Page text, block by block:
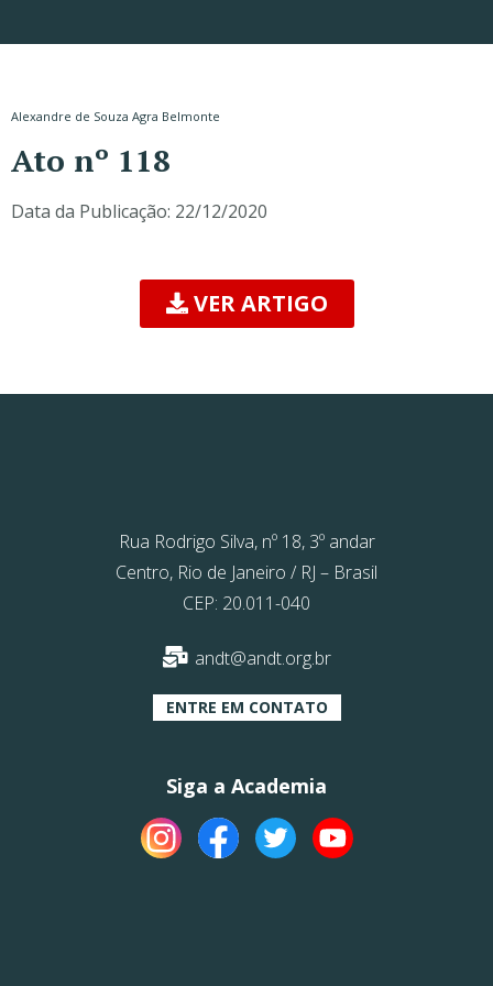
Alexandre de Souza Agra Belmonte
Ato nº 118
Data da Publicação: 22/12/2020
VER ARTIGO
Rua Rodrigo Silva, nº 18, 3º andar
Centro, Rio de Janeiro / RJ – Brasil
CEP: 20.011-040
andt@andt.org.br
ENTRE EM CONTATO
Siga a Academia